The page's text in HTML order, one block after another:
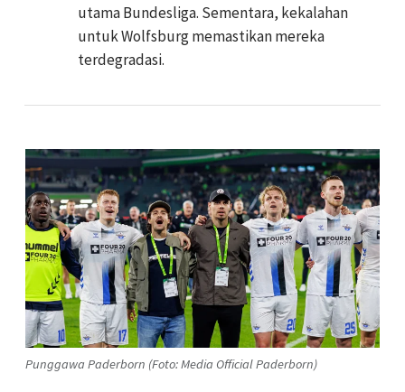
utama Bundesliga. Sementara, kekalahan
untuk Wolfsburg memastikan mereka
terdegradasi.
Punggawa Paderborn (Foto: Media Official Paderborn)